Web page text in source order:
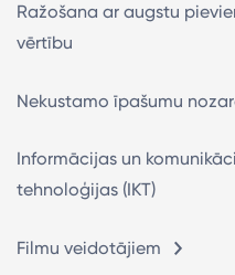
Ražošana ar augstu
vērtību
Nekustamo īpašumu
Informācijas un
tehnoloģijas (IKT)
Filmu veidotājiem